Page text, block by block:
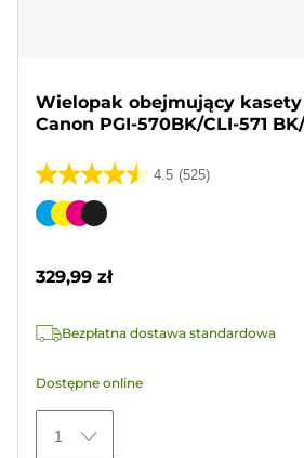
Wielopak obejmujący
Canon PGI-570BK/CLI-571
4.5 (525)
4.5
na
525
Wkład
329,99 zł
Bezpłatna dostawa standardowa
Dostępne online
1